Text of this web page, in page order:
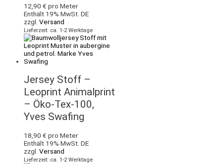
12,90 € pro Meter
Enthält 19% MwSt. DE
zzgl. Versand
Lieferzeit: ca. 1-2 Werktage
Jersey Stoff –
Leoprint Animalprint
– Öko-Tex-100,
Yves Swafing
18,90 € pro Meter
Enthält 19% MwSt. DE
zzgl. Versand
Lieferzeit: ca. 1-2 Werktage